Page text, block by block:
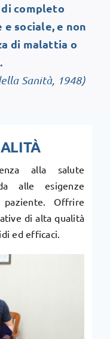
completo
sociale, e non
di malattia o
Sanità, 1948)
alla salute
alle esigenze
Offrire
di alta qualità
ed efficaci.